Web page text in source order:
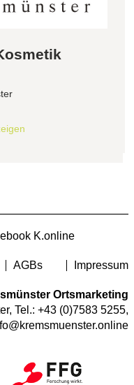
K.online
AGBs Impressum
Ortsmarketing
Tel.: +43 (0)7583 5255,